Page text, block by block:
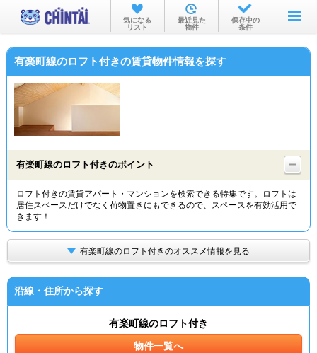
お部屋を探す
沿線・駅から
物件特集から
TOP
気になる
リスト
最近見た
物件
保存中の
条件
有楽町線のロフト付きの賃貸物件情報を探す
有楽町線のロフト付きのポイント
ロフト付きの賃貸アパート・マンションを検索できる特集です。ロフトは
居住スペースだけでなく荷物置きにもできるので、スペースを有効活用で
きます！
有楽町線のロフト付きのオススメ情報を見る
沿線・住所から探す
有楽町線のロフト付き
物件一覧へ